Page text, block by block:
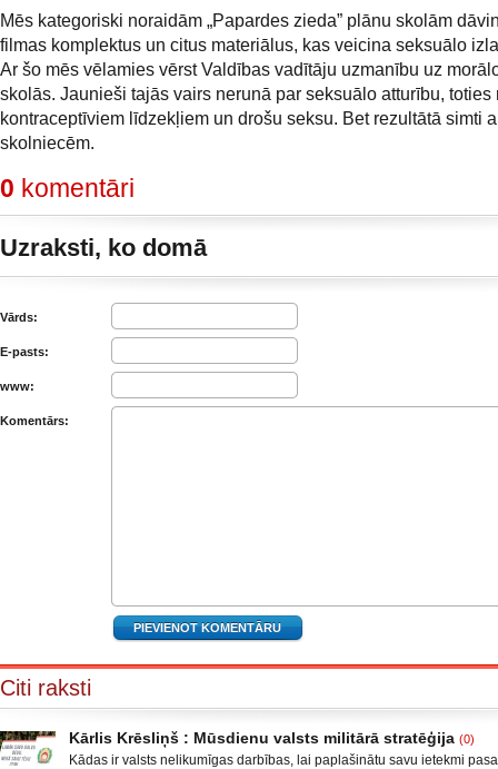
Mēs kategoriski noraidām „Papardes zieda” plānu skolām
filmas komplektus un citus materiālus, kas veicina seksuālo
Ar šo mēs vēlamies vērst Valdības vadītāju uzmanību uz
skolās. Jaunieši tajās vairs nerunā par seksuālo atturību, toties
kontraceptīviem līdzekļiem un drošu seksu. Bet rezultātā simti
skolniecēm.
0 komentāri
Uzraksti, ko domā
Vārds:
E-pasts:
www:
Komentārs:
Citi raksti
Kārlis Krēsliņš : Mūsdienu valsts militārā stratēģija (0)
Kādas ir valsts nelikumīgas darbības, lai paplašinātu savu ietekmi